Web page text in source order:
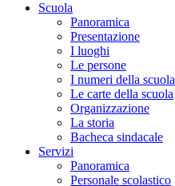
Scuola
Panoramica
Presentazione
I luoghi
Le persone
I numeri della scuola
Le carte della scuola
Organizzazione
La storia
Bacheca sindacale
Servizi
Panoramica
Personale scolastico